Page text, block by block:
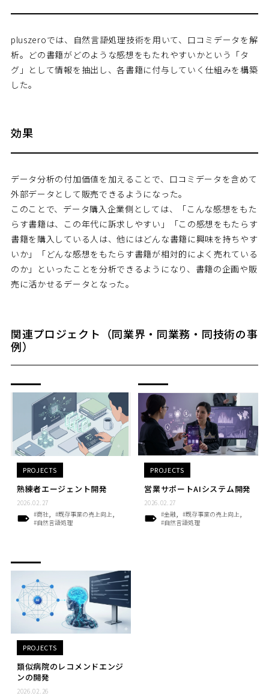
pluszeroでは、自然言語処理技術を用いて、口コミデータを解
析。どの書籍がどのような感想をもたれやすいかという「タ
グ」として情報を抽出し、各書籍に付与していく仕組みを構築
した。
効果
データ分析の付加価値を加えることで、口コミデータを含めて
外部データとして販売できるようになった。
このことで、データ購入企業側としては、「こんな感想をもた
らす書籍は、この年代に訴求しやすい」「この感想をもたらす
書籍を購入している人は、他にはどんな書籍に興味を持ちやす
いか」「どんな感想をもたらす書籍が相対的によく売れている
のか」といったことを分析できるようになり、書籍の企画や販
売に活かせるデータとなった。
関連プロジェクト（同業界・同業務・同技術の事
例）
PROJECTS
熟練者エージェント開発
2026.02.27
#商社
#既存事業の売上向上
#自然言語処理
PROJECTS
営業サポートAIシステム開発
2026.02.27
#金融
#既存事業の売上向上
#自然言語処理
PROJECTS
類似病院のレコメンドエンジ
ンの開発
2026.02.26